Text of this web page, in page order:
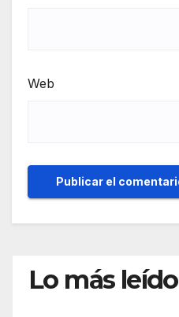
Web
Lo más leído